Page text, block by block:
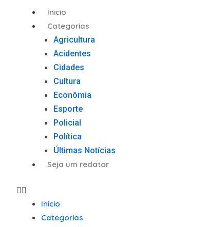
Inicio
Categorias
Agricultura
Acidentes
Cidades
Cultura
Econômia
Esporte
Policial
Política
Últimas Notícias
Seja um redator
Menu
Inicio
Categorias